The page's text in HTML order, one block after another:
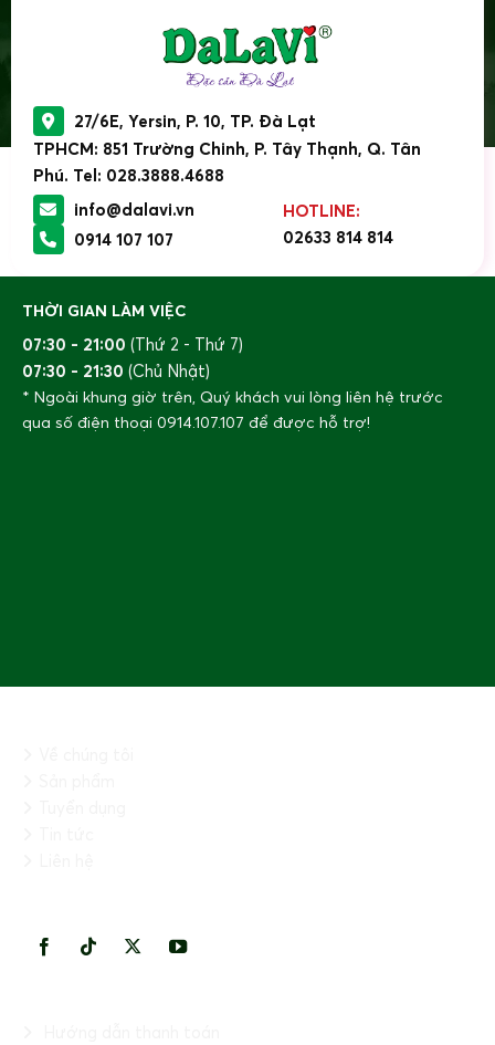
27/6E, Yersin, P. 10, TP. Đà Lạt
TPHCM: 851 Trường Chinh, P. Tây Thạnh, Q. Tân
Phú. Tel: 028.3888.4688
info@dalavi.vn
0914 107 107
HOTLINE:
02633 814 814
THỜI GIAN LÀM VIỆC
07:30 - 21:00 (Thứ 2 - Thứ 7)
07:30 - 21:30 (Chủ Nhật)
* Ngoài khung giờ trên, Quý khách vui lòng liên hệ trước
qua số điện thoại 0914.107.107 để được hỗ trợ!